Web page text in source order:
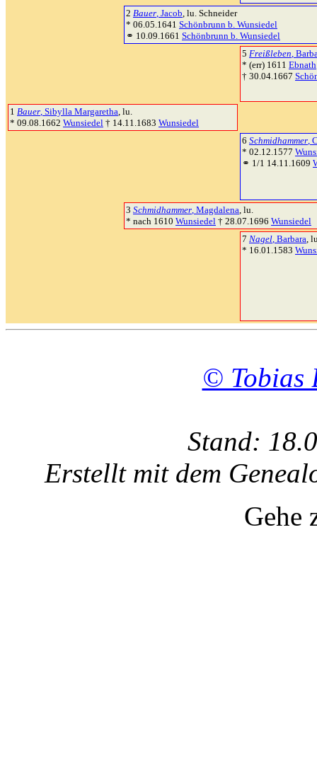
2 Bauer, Jacob, lu. Schneider
* 06.05.1641 Schönbrunn b. Wunsiedel
⚭ 10.09.1661 Schönbrunn b. Wunsiedel
5 Freißleben,
* (err) 1611 Ebnath
† 30.04.1667
1 Bauer, Sibylla Margaretha, lu.
* 09.08.1662 Wunsiedel † 14.11.1683 Wunsiedel
6 Schmidhammer,
* 02.12.1577
⚭ 1/1 14.11.1609
3 Schmidhammer, Magdalena, lu.
* nach 1610 Wunsiedel † 28.07.1696 Wunsiedel
7 Nagel, Barbara,
* 16.01.1583
© Tobias
Stand:
Erstellt mit dem
Gehe